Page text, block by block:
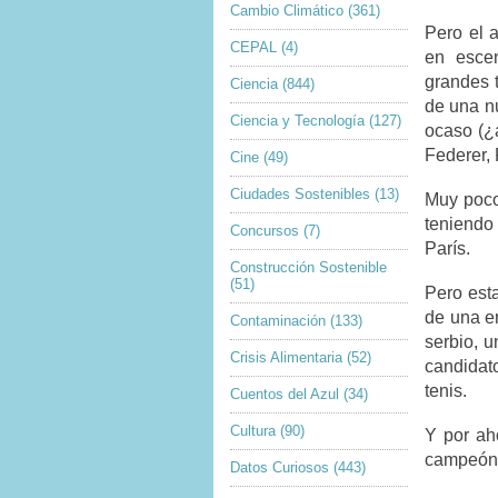
Cambio Climático (361)
CEPAL (4)
Ciencia (844)
Ciencia y Tecnología (127)
Cine (49)
Ciudades Sostenibles (13)
Concursos (7)
Construcción Sostenible
(51)
Contaminación (133)
Crisis Alimentaria (52)
Cuentos del Azul (34)
Cultura (90)
Datos Curiosos (443)
Pero el
en
grandes
de una
ocaso
Federer,
Muy
París.
Pero
de una
serbio,
tenis.
Y por